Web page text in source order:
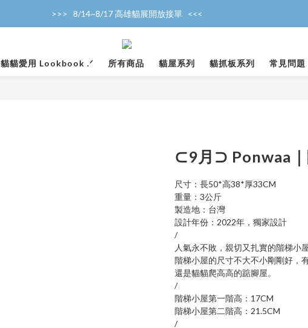
>>>   產能滿載，暫停接單中   <<<
>>>   8/14~8/17 高雄貓展開放接單   <<<
>>>   產能滿載，暫停接單中   <<<
貓貓愛用 Lookbook .ᐟ 所有商品 貓屋系列 貓抓板系列 常見問題
⊂9月⊃ Ponwaa
尺寸：長50*高38*厚33CM
重量：3公斤
製造地：台灣
設計年份：2022年，獨家設計
/
人氣永不敗，親切又扎實的階梯小
階梯小屋的尺寸不大不小剛剛好，
還是貓貓爬高高的踮腳屋。
/
階梯小屋第一階高：17CM
階梯小屋第二階高：21.5CM
/